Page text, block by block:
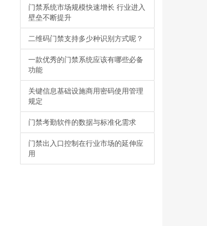
门禁系统市场规模快速增长 行业进入
壁垒不断提升
二维码门禁支持多少种识别方式呢？
一款优秀的门禁系统应该有哪些必备
功能
关键信息基础设施商用密码使用管理
规定
门禁考勤软件的数据与标准化需求
门禁出入口控制在行业市场的延伸应
用